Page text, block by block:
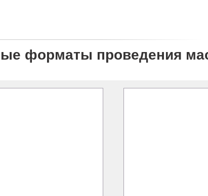
форматы проведения